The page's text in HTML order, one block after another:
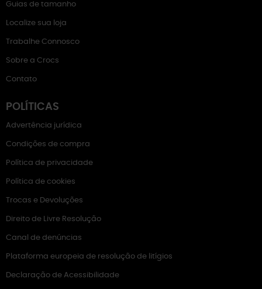
Guias de tamanho
Localize sua loja
Trabalhe Connosco
Sobre a Crocs
Contato
POLÍTICAS
Advertência jurídica
Condições de compra
Política de privacidade
Política de cookies
Trocas e Devoluções
Direito de Livre Resolução
Canal de denúncias
Plataforma europeia de resolução de litígios
Declaração de Acessibilidade